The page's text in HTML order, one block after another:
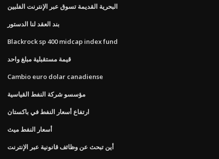
البحرية القديمة تسوق عبر الإنترنت الفلبين
بند العقد لنا الدستور
Blackrock sp 400 midcap index fund
قيمة مستقبلية مبلغ واحد
Cambio euro dolar canadiense
مؤسسو شركة النفط القياسية
ارتفاع أسعار النفط في باكستان
أسعار النفط ميث
أين تبحث عن وظائف قانونية عبر الإنترنت